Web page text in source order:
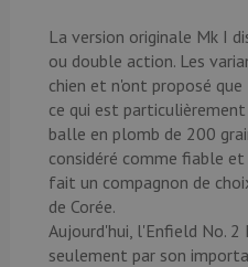
La version originale Mk I
ou double action. Les
chien et n'ont proposé
ce qui est
balle en plomb de 200
considéré comme fiable
fait un compagnon de
de Corée.
Aujourd'hui, l'Enfield No.
seulement par son